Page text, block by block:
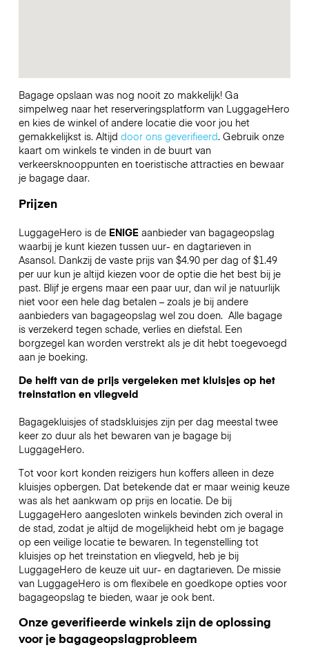
Bagage opslaan was nog nooit zo makkelijk! Ga
simpelweg naar het reserveringsplatform van LuggageHero
en kies de winkel of andere locatie die voor jou het
gemakkelijkst is. Altijd door ons geverifieerd. Gebruik onze
kaart om winkels te vinden in de buurt van
verkeersknooppunten en toeristische attracties en bewaar
je bagage daar.
Prijzen
LuggageHero is de ENIGEaanbieder van bagageopslag
waarbij je kunt kiezen tussen uur- en dagtarieven in
Asansol. Dankzij de vaste prijs van $4.90 per dag of $1.49
per uur kun je altijd kiezen voor de optie die het best bij je
past. Blijf je ergens maar een paar uur, dan wil je natuurlijk
niet voor een hele dag betalen – zoals je bij andere
aanbieders van bagageopslag wel zou doen. Alle bagage
is verzekerd tegen schade, verlies en diefstal. Een
borgzegel kan worden verstrekt als je dit hebt toegevoegd
aan je boeking.
De helft van de prijs vergeleken met kluisjes op het
treinstation en vliegveld
Bagagekluisjes of stadskluisjes zijn per dag meestal twee
keer zo duur als het bewaren van je bagage bij
LuggageHero.
Tot voor kort konden reizigers hun koffers alleen in deze
kluisjes opbergen. Dat betekende dat er maar weinig keuze
was als het aankwam op prijs en locatie. De bij
LuggageHero aangesloten winkels bevinden zich overal in
de stad, zodat je altijd de mogelijkheid hebt om je bagage
op een veilige locatie te bewaren. In tegenstelling tot
kluisjes op het treinstation en vliegveld, heb je bij
LuggageHero de keuze uit uur- en dagtarieven. De missie
van LuggageHero is om flexibele en goedkope opties voor
bagageopslag te bieden, waar je ook bent.
Onze geverifieerde winkels zijn de oplossing
voor je bagageopslagprobleem